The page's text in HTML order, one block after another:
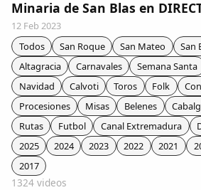
Comunidad
Colaboradores
AlkoTV
Biblioteca
Periódico Alconétar
Minaria de San Blas en
12 Feb 2023
Todos
San Roque San Mateo San
Altagracia
Carnavales Semana Santa
Navidad
Calvoti Toros Folk
Procesiones
Misas Belenes
Rutas
Futbol Canal Extremadura
2025
2024 2023 2022 2021
2017
1324 videos